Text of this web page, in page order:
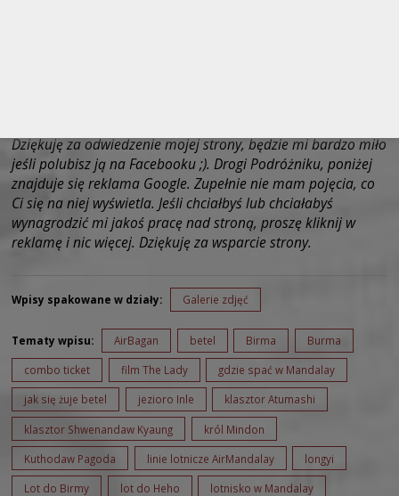
Dziękuję za odwiedzenie mojej strony, będzie mi bardzo miło
jeśli polubisz ją na Facebooku ;). Drogi Podróżniku, poniżej
znajduje się reklama Google. Zupełnie nie mam pojęcia, co
Ci się na niej wyświetla. Jeśli chciałbyś lub chciałabyś
wynagrodzić mi jakoś pracę nad stroną, proszę kliknij w
reklamę i nic więcej. Dziękuję za wsparcie strony.
Wpisy spakowane w działy: Galerie zdjęć
Tematy wpisu: AirBagan betel Birma Burma
combo ticket film The Lady gdzie spać w Mandalay
jak się żuje betel jezioro Inle klasztor Atumashi
klasztor Shwenandaw Kyaung król Mindon
Kuthodaw Pagoda linie lotnicze AirMandalay longyi
Lot do Birmy lot do Heho lotnisko w Mandalay